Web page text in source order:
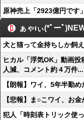
原神売上「2923億円です」
ぁゃιぃ(*ﾟーﾟ
犬と猫って金持ちしか飼
ヒカル「浮気OK」動画
人減、コメント約４万件...
【朗報】ワイ、5年半勤
【悲報】ま○こワイ、お金
犯人「時刻表トリック使